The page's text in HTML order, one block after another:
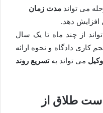
می تواند مدت زمان
افزایش دهد.
از چند ماه تا یک سال
کاری دادگاه و نحوه ارائه
می تواند بهتسریع روند
طلاق از